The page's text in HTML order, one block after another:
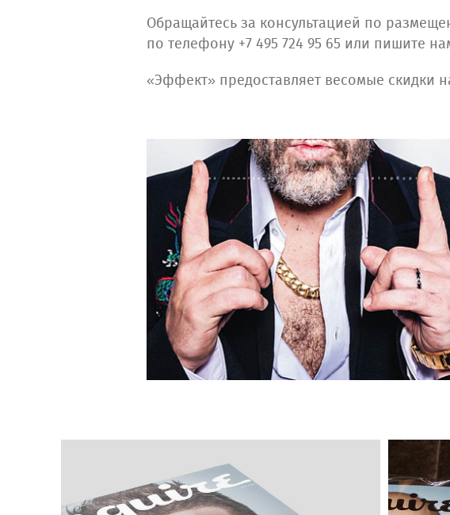
Обращайтесь за консультацией по
по телефону +7 495 724 95 65 или пишите
«Эффект» предоставляет весомые скидки